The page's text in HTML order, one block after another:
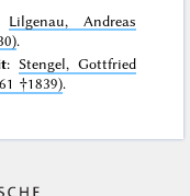
Lilgenau, Andreas
.
: Stengel, Gottfried
†1839).